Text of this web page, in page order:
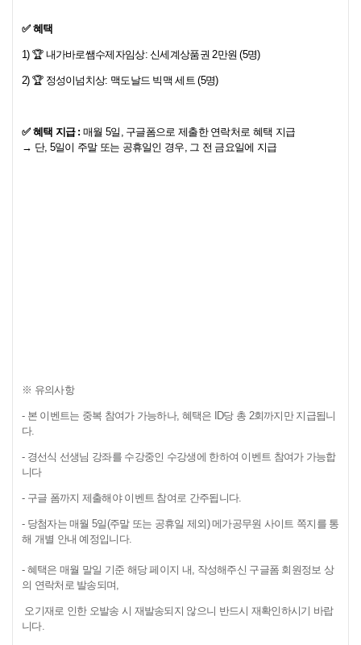
✅ 혜택
1) 🏆 내가바로쌤수제자임상: 신세계상품권 2만원 (5명)
2) 🏆 정성이넘치상: 맥도날드 빅맥 세트 (5명)
✅ 혜택 지급 : 매월 5일, 구글폼으로 제출한 연락처로 혜택 지급
→ 단, 5일이 주말 또는 공휴일인 경우, 그 전 금요일에 지급
※ 유의사항
- 본 이벤트는 중복 참여가 가능하나, 혜택은 ID당 총 2회까지만 지급됩니
다.
- 경선식 선생님 강좌를 수강중인 수강생에 한하여 이벤트 참여가 가능합
니다
- 구글 폼까지 제출해야 이벤트 참여로 간주됩니다.
- 당첨자는 매월 5일(주말 또는 공휴일 제외) 메가공무원 사이트 쪽지를 통
해 개별 안내 예정입니다.
- 혜택은 매월 말일 기준 해당 페이지 내, 작성해주신 구글폼 회원정보 상
의 연락처로 발송되며,
오기재로 인한 오발송 시 재발송되지 않으니 반드시 재확인하시기 바랍
니다.